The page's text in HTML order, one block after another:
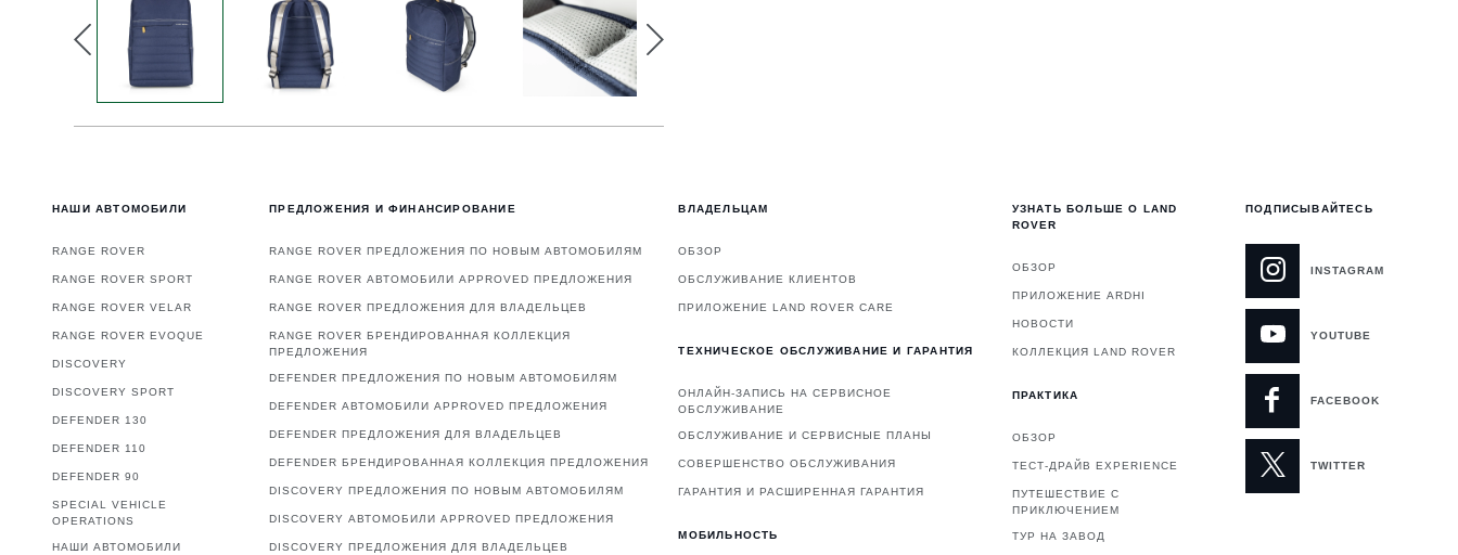
НАШИ АВТОМОБИЛИ
RANGE ROVER
RANGE ROVER SPORT
RANGE ROVER VELAR
RANGE ROVER EVOQUE
DISCOVERY
DISCOVERY SPORT
DEFENDER 130
DEFENDER 110
DEFENDER 90
SPECIAL VEHICLE
OPERATIONS
НАШИ АВТОМОБИЛИ
ПРЕДЛОЖЕНИЯ И ФИНАНСИРОВАНИЕ
RANGE ROVER ПРЕДЛОЖЕНИЯ ПО НОВЫМ АВТОМОБИЛЯМ
RANGE ROVER АВТОМОБИЛИ APPROVED ПРЕДЛОЖЕНИЯ
RANGE ROVER ПРЕДЛОЖЕНИЯ ДЛЯ ВЛАДЕЛЬЦЕВ
RANGE ROVER БРЕНДИРОВАННАЯ КОЛЛЕКЦИЯ
ПРЕДЛОЖЕНИЯ
DEFENDER ПРЕДЛОЖЕНИЯ ПО НОВЫМ АВТОМОБИЛЯМ
DEFENDER АВТОМОБИЛИ APPROVED ПРЕДЛОЖЕНИЯ
DEFENDER ПРЕДЛОЖЕНИЯ ДЛЯ ВЛАДЕЛЬЦЕВ
DEFENDER БРЕНДИРОВАННАЯ КОЛЛЕКЦИЯ ПРЕДЛОЖЕНИЯ
DISCOVERY ПРЕДЛОЖЕНИЯ ПО НОВЫМ АВТОМОБИЛЯМ
DISCOVERY АВТОМОБИЛИ APPROVED ПРЕДЛОЖЕНИЯ
DISCOVERY ПРЕДЛОЖЕНИЯ ДЛЯ ВЛАДЕЛЬЦЕВ
ВЛАДЕЛЬЦАМ
ОБЗОР
ОБСЛУЖИВАНИЕ КЛИЕНТОВ
ПРИЛОЖЕНИЕ LAND ROVER CARE
ТЕХНИЧЕСКОЕ ОБСЛУЖИВАНИЕ И ГАРАНТИЯ
ОНЛАЙН-ЗАПИСЬ НА СЕРВИСНОЕ
ОБСЛУЖИВАНИЕ
ОБСЛУЖИВАНИЕ И СЕРВИСНЫЕ ПЛАНЫ
СОВЕРШЕНСТВО ОБСЛУЖИВАНИЯ
ГАРАНТИЯ И РАСШИРЕННАЯ ГАРАНТИЯ
МОБИЛЬНОСТЬ
УЗНАТЬ БОЛЬШЕ О LAND
ROVER
ОБЗОР
ПРИЛОЖЕНИЕ ARDHI
НОВОСТИ
КОЛЛЕКЦИЯ LAND ROVER
ПРАКТИКА
ОБЗОР
ТЕСТ-ДРАЙВ EXPERIENCE
ПУТЕШЕСТВИЕ С
ПРИКЛЮЧЕНИЕМ
ТУР НА ЗАВОД
ПОДПИСЫВАЙТЕСЬ
INSTAGRAM
YOUTUBE
FACEBOOK
TWITTER